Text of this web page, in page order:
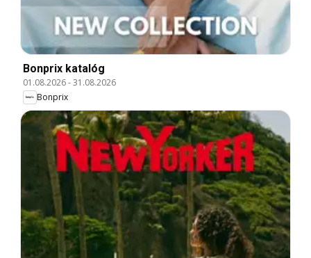
Bonprix katalóg
01.08.2026-31.08.2026
Bonprix